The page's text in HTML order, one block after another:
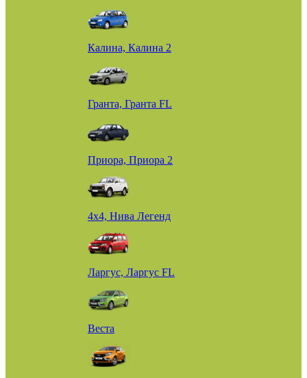
Калина, Калина 2
Гранта, Гранта FL
Приора, Приора 2
4х4, Нива Легенд
Ларгус, Ларгус FL
Веста